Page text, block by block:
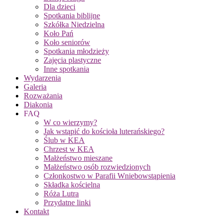
Dla dzieci
Spotkania biblijne
Szkółka Niedzielna
Koło Pań
Koło seniorów
Spotkania młodzieży
Zajęcia plastyczne
Inne spotkania
Wydarzenia
Galeria
Rozważania
Diakonia
FAQ
W co wierzymy?
Jak wstąpić do kościoła luterańskiego?
Ślub w KEA
Chrzest w KEA
Małżeństwo mieszane
Małżeństwo osób rozwiedzionych
Członkostwo w Parafii Wniebowstąpienia
Składka kościelna
Róża Lutra
Przydatne linki
Kontakt